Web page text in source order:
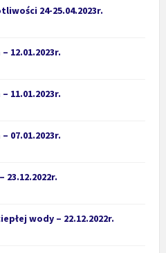
24-25.04.2023r.
12.01.2023r.
11.01.2023r.
07.01.2023r.
wody – 22.12.2022r.